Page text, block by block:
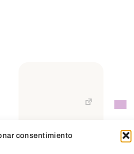
consentimiento
TeleEntradas